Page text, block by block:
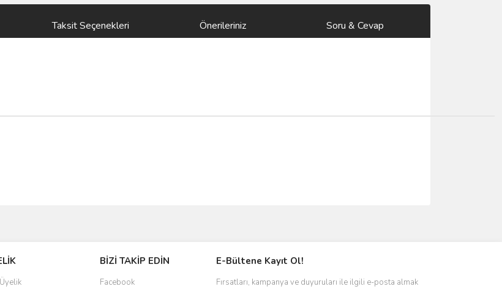
Taksit Seçenekleri Önerileriniz Soru & Cevap
Soru Sor
BİZİ TAKİP EDİN
Facebook
E-Bültene Kayıt Ol!
Fırsatları, kampanya ve duyuruları ile ilgili e-posta almak